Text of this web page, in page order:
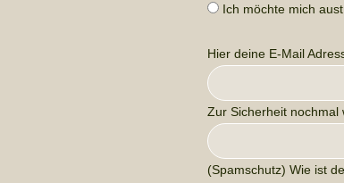
Ich möchte mich
Hier deine E-Mail
Zur Sicherheit nochmal
(Spamschutz) Wie ist